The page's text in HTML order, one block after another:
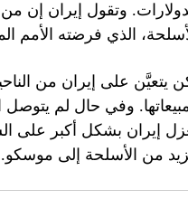
وتقول إيران إن
الذي فرضته الأمم
يتعيَّن على إيران من
وفي حال لم
إيران بشكل أكبر على
من الأسلحة إلى موسكو.